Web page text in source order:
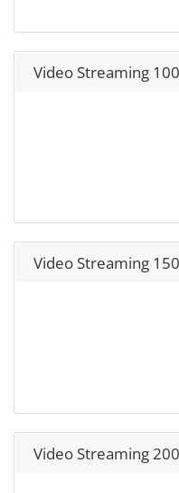
Video Streaming
Video Streaming
Video Streaming